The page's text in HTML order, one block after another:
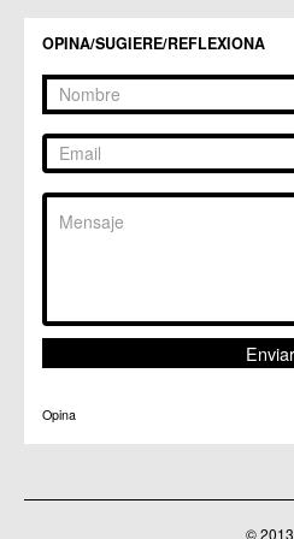
OPINA/SUGIERE/REFLEXIONA
Opina
© 2013